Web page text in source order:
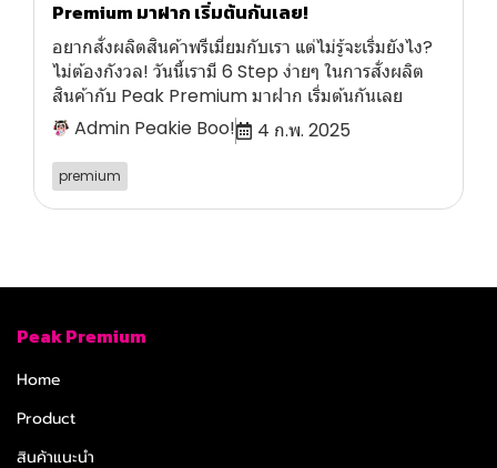
Premium มาฝาก เริ่มต้นกันเลย!
อยากสั่งผลิตสินค้าพรีเมี่ยมกับเรา แต่ไม่รู้จะเริ่มยังไง?
ไม่ต้องกังวล! วันนี้เรามี 6 Step ง่ายๆ ในการสั่งผลิต
สินค้ากับ Peak Premium มาฝาก เริ่มต้นกันเลย
Admin Peakie Boo!
4 ก.พ. 2025
premium
Peak Premium
Home
Product
สินค้าแนะนำ